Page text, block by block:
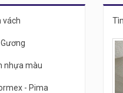
vách
nhựa màu
- Pima